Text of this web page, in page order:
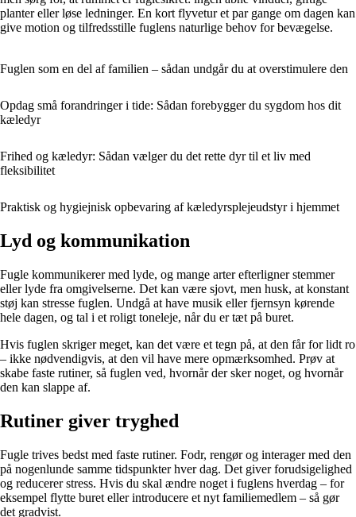
planter eller løse ledninger. En kort flyvetur et par gange om dagen kan
give motion og tilfredsstille fuglens naturlige behov for bevægelse.
Fuglen som en del af familien – sådan undgår du at overstimulere den
Opdag små forandringer i tide: Sådan forebygger du sygdom hos dit
kæledyr
Frihed og kæledyr: Sådan vælger du det rette dyr til et liv med
fleksibilitet
Praktisk og hygiejnisk opbevaring af kæledyrsplejeudstyr i hjemmet
Lyd og kommunikation
Fugle kommunikerer med lyde, og mange arter efterligner stemmer
eller lyde fra omgivelserne. Det kan være sjovt, men husk, at konstant
støj kan stresse fuglen. Undgå at have musik eller fjernsyn kørende
hele dagen, og tal i et roligt toneleje, når du er tæt på buret.
Hvis fuglen skriger meget, kan det være et tegn på, at den får for lidt ro
– ikke nødvendigvis, at den vil have mere opmærksomhed. Prøv at
skabe faste rutiner, så fuglen ved, hvornår der sker noget, og hvornår
den kan slappe af.
Rutiner giver tryghed
Fugle trives bedst med faste rutiner. Fodr, rengør og interager med den
på nogenlunde samme tidspunkter hver dag. Det giver forudsigelighed
og reducerer stress. Hvis du skal ændre noget i fuglens hverdag – for
eksempel flytte buret eller introducere et nyt familiemedlem – så gør
det gradvist.